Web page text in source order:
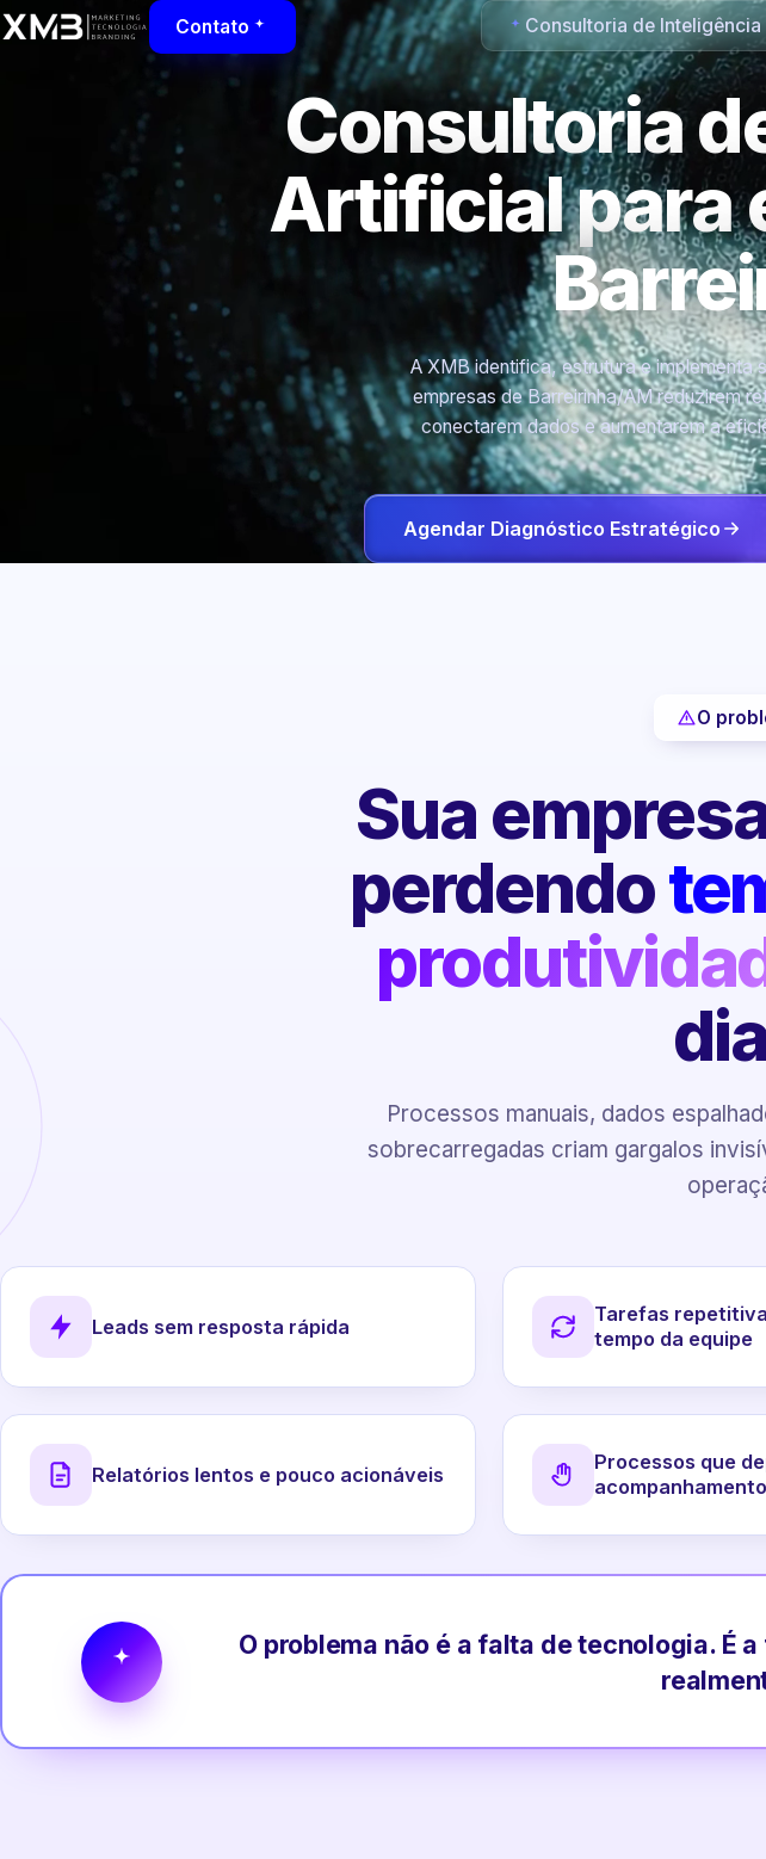
Contato Consultoria de
Consultoria
Artificial para
A XMB identifica, estrutura e implementa
empresas de Barreirinha/AM reduzirem
conectarem dados e aumentarem a
Agendar Diagnóstico Estratégico
O
Sua
perdendo
Processos manuais, dados
sobrecarregadas criam gargalos
Leads sem resposta rápida
Tarefas
tempo da equipe
Relatórios lentos e pouco acionáveis
Processos que
O problema não é a falta de tecnologia. É